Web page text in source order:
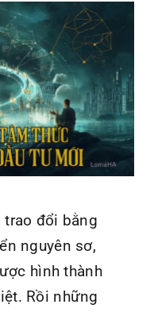
đổi bằng
nguyên sơ,
hình thành
Rồi những